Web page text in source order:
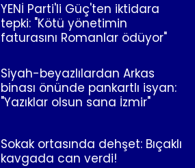
YENİ Parti'li Güç'ten iktidara
tepki: "Kötü yönetimin
faturasını Romanlar ödüyor"
Siyah-beyazlılardan Arkas
binası önünde pankartlı isyan:
"Yazıklar olsun sana İzmir"
Sokak ortasında dehşet: Bıçaklı
kavgada can verdi!